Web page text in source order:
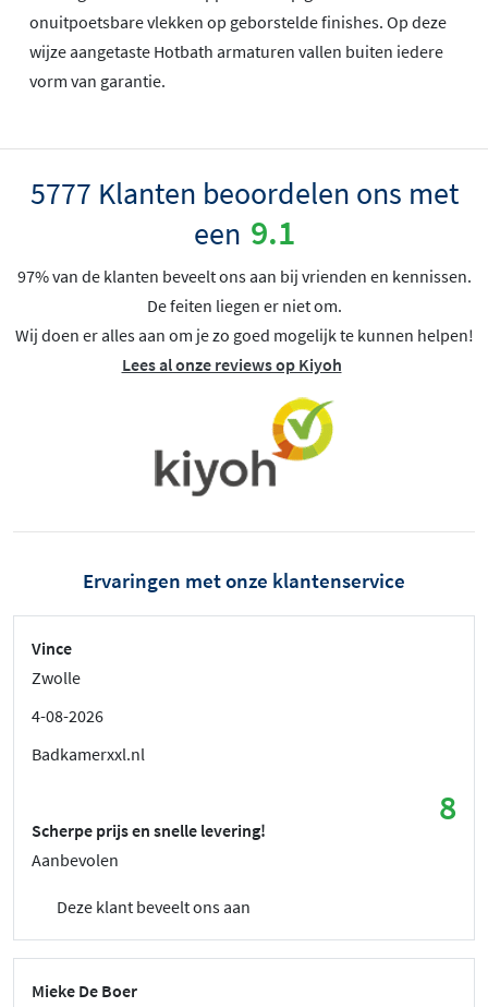
onuitpoetsbare vlekken op geborstelde finishes. Op deze
wijze aangetaste Hotbath armaturen vallen buiten iedere
vorm van garantie.
5777 Klanten beoordelen ons met
een 9.1
97% van de klanten beveelt ons aan bij vrienden en kennissen.
De feiten liegen er niet om.
Wij doen er alles aan om je zo goed mogelijk te kunnen helpen!
Lees al onze reviews op Kiyoh
Ervaringen met onze klantenservice
Vince
Zwolle
4-08-2026
Badkamerxxl.nl
8
Scherpe prijs en snelle levering!
Aanbevolen
Deze klant beveelt ons aan
Mieke De Boer